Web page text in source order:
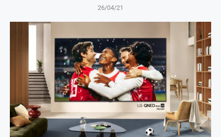
26/04/21